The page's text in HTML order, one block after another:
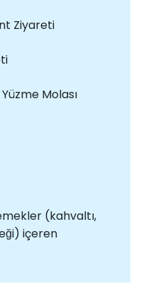
Ziyareti
Molası
(kahvaltı,
içeren